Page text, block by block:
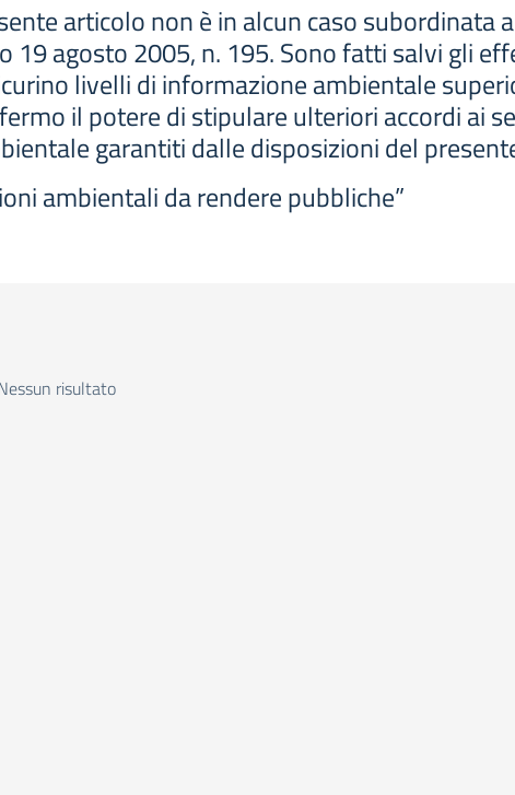
articolo non è in alcun caso subordinata
19 agosto 2005, n. 195. Sono fatti salvi gli
livelli di informazione ambientale
il potere di stipulare ulteriori accordi ai
garantiti dalle disposizioni del
ambientali da rendere pubbliche”
risultato